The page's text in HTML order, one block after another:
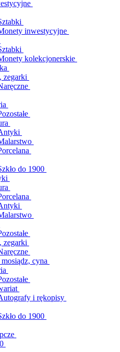
inwestycyjne
kolekcjonerskie
zegarki
do 1900
zegarki
cyna
i rękopisy
do 1900